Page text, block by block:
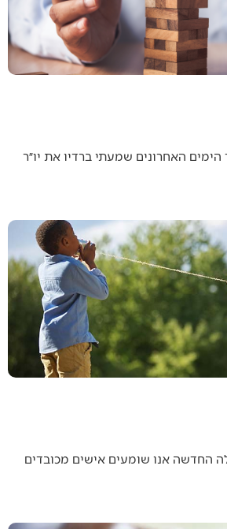
האחרונים שמעתי ברדיו את יו״ר
החדשה אנו שומעים אישים מכובדים